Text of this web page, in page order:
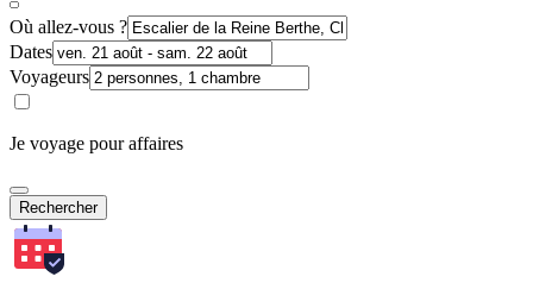
Où allez-vous ?
Dates
Voyageurs
Je voyage pour affaires
Rechercher